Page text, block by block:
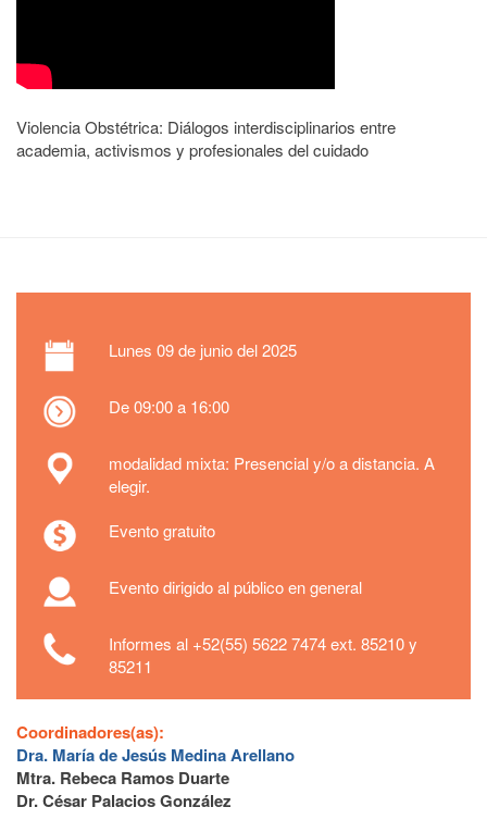
Violencia Obstétrica: Diálogos interdisciplinarios entre
academia, activismos y profesionales del cuidado
Lunes 09 de junio del 2025
De 09:00 a 16:00
modalidad mixta: Presencial y/o a distancia. A
elegir.
Evento gratuito
Evento dirigido al público en general
Informes al +52(55) 5622 7474 ext. 85210 y
85211
Coordinadores(as):
Dra. María de Jesús Medina Arellano
Mtra. Rebeca Ramos Duarte
Dr. César Palacios González